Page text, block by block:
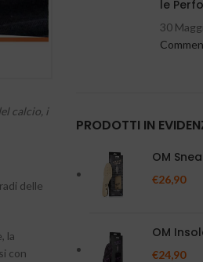
calcio, i
delle
la
con
le
30
PRODOTTI IN
OM
€26,90
OM
€24,90